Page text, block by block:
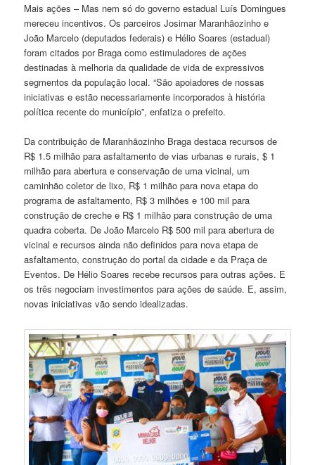
Mais ações – Mas nem só do governo estadual Luís Domingues
mereceu incentivos. Os parceiros Josimar Maranhãozinho e
João Marcelo (deputados federais) e Hélio Soares (estadual)
foram citados por Braga como estimuladores de ações
destinadas à melhoria da qualidade de vida de expressivos
segmentos da população local. “São apoiadores de nossas
iniciativas e estão necessariamente incorporados à história
política recente do município”, enfatiza o prefeito.
Da contribuição de Maranhãozinho Braga destaca recursos de
R$ 1.5 milhão para asfaltamento de vias urbanas e rurais, $ 1
milhão para abertura e conservação de uma vicinal, um
caminhão coletor de lixo, R$ 1 milhão para nova etapa do
programa de asfaltamento, R$ 3 milhões e 100 mil para
construção de creche e R$ 1 milhão para construção de uma
quadra coberta. De João Marcelo R$ 500 mil para abertura de
vicinal e recursos ainda não definidos para nova etapa de
asfaltamento, construção do portal da cidade e da Praça de
Eventos. De Hélio Soares recebe recursos para outras ações. E
os três negociam investimentos para ações de saúde. E, assim,
novas iniciativas vão sendo idealizadas.